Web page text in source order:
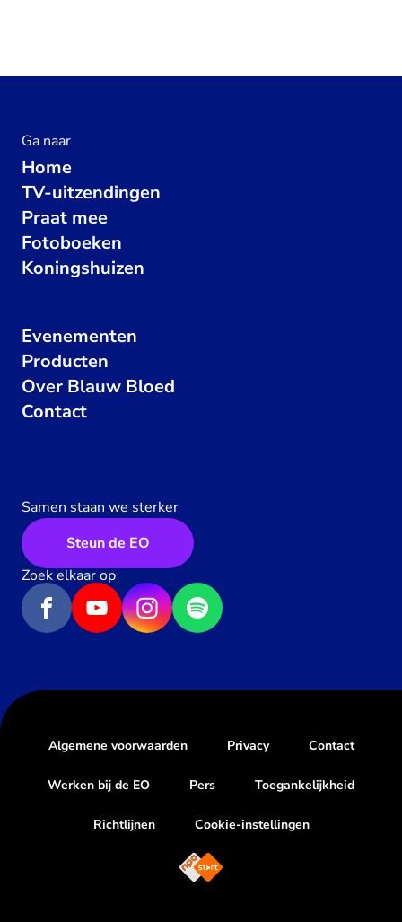
Ga naar
Home
TV-uitzendingen
Praat mee
Fotoboeken
Koningshuizen
Evenementen
Producten
Over Blauw Bloed
Contact
Samen staan we sterker
Steun de EO
Zoek elkaar op
Algemene voorwaarden Privacy Contact
Werken bij de EO Pers Toegankelijkheid
Richtlijnen Cookie-instellingen